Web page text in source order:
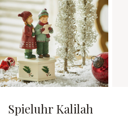
Spieluhr Kalilah